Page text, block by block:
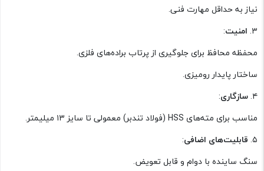
نیاز به حداقل مهارت فنی.
۳. امنیت:
محفظه محافظ برای جلوگیری از پرتاب براده‌های فلزی.
ساختار پایدار رومیزی.
۴. سازگاری:
مناسب برای مته‌های HSS (فولاد تندبر) معمولی تا سایز ۱۳ میلیمتر.
۵. قابلیت‌های اضافی:
سنگ ساینده با دوام و قابل تعویض.